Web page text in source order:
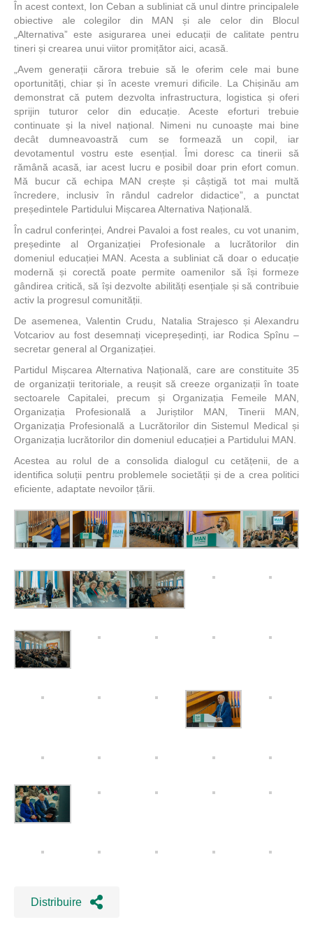
În acest context, Ion Ceban a subliniat că unul dintre principalele
obiective ale colegilor din MAN și ale celor din Blocul
„Alternativa” este asigurarea unei educații de calitate pentru
tineri și crearea unui viitor promițător aici, acasă.
„Avem generații cărora trebuie să le oferim cele mai bune
oportunități, chiar și în aceste vremuri dificile. La Chișinău am
demonstrat că putem dezvolta infrastructura, logistica și oferi
sprijin tuturor celor din educație. Aceste eforturi trebuie
continuate și la nivel național. Nimeni nu cunoaște mai bine
decât dumneavoastră cum se formează un copil, iar
devotamentul vostru este esențial. Îmi doresc ca tinerii să
rămână acasă, iar acest lucru e posibil doar prin efort comun.
Mă bucur că echipa MAN crește și câștigă tot mai multă
încredere, inclusiv în rândul cadrelor didactice”, a punctat
președintele Partidului Mișcarea Alternativa Națională.
În cadrul conferinței, Andrei Pavaloi a fost reales, cu vot unanim,
președinte al Organizației Profesionale a lucrătorilor din
domeniul educației MAN. Acesta a subliniat că doar o educație
modernă și corectă poate permite oamenilor să își formeze
gândirea critică, să își dezvolte abilități esențiale și să contribuie
activ la progresul comunității.
De asemenea, Valentin Crudu, Natalia Strajesco și Alexandru
Votcariov au fost desemnați vicepreședinți, iar Rodica Spînu –
secretar general al Organizației.
Partidul Mișcarea Alternativa Națională, care are constituite 35
de organizații teritoriale, a reușit să creeze organizații în toate
sectoarele Capitalei, precum și Organizația Femeile MAN,
Organizația Profesională a Juriștilor MAN, Tinerii MAN,
Organizația Profesională a Lucrătorilor din Sistemul Medical și
Organizația lucrătorilor din domeniul educației a Partidului MAN.
Acestea au rolul de a consolida dialogul cu cetățenii, de a
identifica soluții pentru problemele societății și de a crea politici
eficiente, adaptate nevoilor țării.
Distribuire